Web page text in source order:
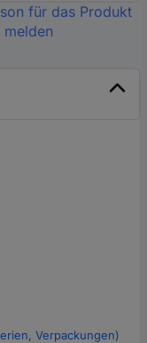
für das Produkt
melden
Verpackungen)